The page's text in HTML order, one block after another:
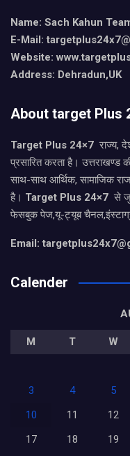
Name: Sach Kahun
E-Mail:
Website:
Address: Dehradun,UK
About target Plus
Target Plus 24×7 राज्य,
प्रसारित करता है। उत्तराखण्ड
साथ-साथ आर्थिक, सामाजिक
है। Target Plus 24×7 से
फेसबुक पेज,यू-ट्यूब
Email:
Calender
M T W
3
4 5
10
11 12
17
18 19